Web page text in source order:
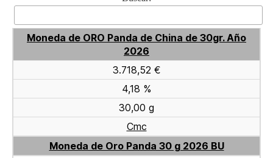
Moneda de ORO Panda de China de 30gr. Año
2026
3.718,52 €
4,18 %
30,00 g
Cmc
Moneda de Oro Panda 30 g 2026 BU